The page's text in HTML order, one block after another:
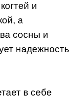
и
а
сосны и
надежность
в себе